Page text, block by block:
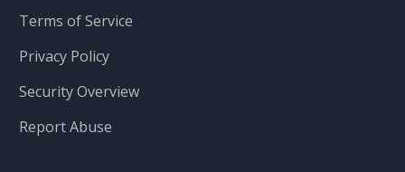
Terms of Service
Privacy Policy
Security Overview
Report Abuse